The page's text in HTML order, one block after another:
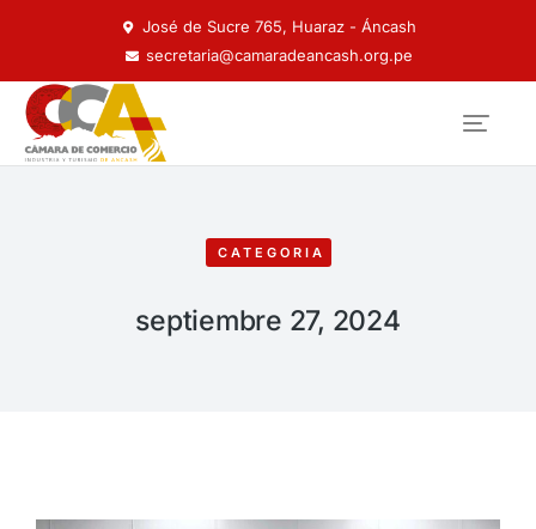
José de Sucre 765, Huaraz - Áncash
secretaria@camaradeancash.org.pe
CATEGORIA
septiembre 27, 2024